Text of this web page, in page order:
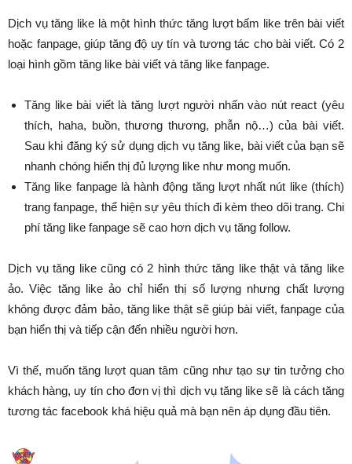
Dịch vụ tăng like là một hình thức tăng lượt bấm like trên bài viết
hoặc fanpage, giúp tăng độ uy tín và tương tác cho bài viết. Có 2
loại hình gồm tăng like bài viết và tăng like fanpage.
Tăng like bài viết là tăng lượt người nhấn vào nút react (yêu
thích, haha, buồn, thương thương, phẫn nộ…) của bài viết.
Sau khi đăng ký sử dụng dịch vụ tăng like, bài viết của bạn sẽ
nhanh chóng hiển thị đủ lượng like như mong muốn.
Tăng like fanpage là hành động tăng lượt nhất nút like (thích)
trang fanpage, thể hiện sự yêu thích đi kèm theo dõi trang. Chi
phí tăng like fanpage sẽ cao hơn dịch vụ tăng follow.
Dịch vụ tăng like cũng có 2 hình thức tăng like thật và tăng like
ảo. Việc tăng like ảo chỉ hiển thị số lượng nhưng chất lượng
không được đảm bảo, tăng like thật sẽ giúp bài viết, fanpage của
bạn hiển thị và tiếp cận đến nhiều người hơn.
Vì thế, muốn tăng lượt quan tâm cũng như tạo sự tin tưởng cho
khách hàng, uy tín cho đơn vị thì dịch vụ tăng like sẽ là cách tăng
tương tác facebook khá hiệu quả mà bạn nên áp dụng đầu tiên.